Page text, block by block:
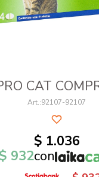
CAT
92107-92107
$ 1.036
$ 932con